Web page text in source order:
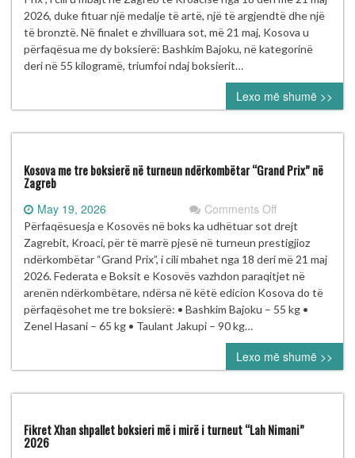
medalje
në
Turneun
të
Boksit
“Grand
Prix”
Zagreb
2026, duke fituar një medalje të artë, një të argjendtë dhe një
të bronztë. Në finalet e zhvilluara sot, më 21 maj, Kosova u
përfaqësua me dy boksierë: Bashkim Bajoku, në kategorinë
deri në 55 kilogramë, triumfoi ndaj boksierit…
Lexo më shumë >>
Kosova me tre boksierë në turneun ndërkombëtar “Grand Prix” në
Zagreb
May 19, 2026 Comments Offon
Kosova
me
tre
boksierë
në
turneun
“Grand
Prix”
në
Zagreb
Përfaqësuesja e Kosovës në boks ka udhëtuar sot drejt
Zagrebit, Kroaci, për të marrë pjesë në turneun prestigjioz
ndërkombëtar “Grand Prix”, i cili mbahet nga 18 deri më 21 maj
2026. Federata e Boksit e Kosovës vazhdon paraqitjet në
arenën ndërkombëtare, ndërsa në këtë edicion Kosova do të
përfaqësohet me tre boksierë: • Bashkim Bajoku – 55 kg •
Zenel Hasani – 65 kg • Taulant Jakupi – 90 kg…
Lexo më shumë >>
Fikret Xhan shpallet boksieri më i mirë i turneut “Lah Nimani”
2026